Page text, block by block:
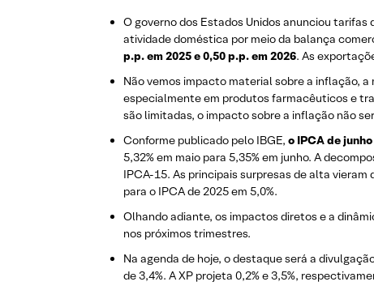
O governo dos Estados Unidos anunciou
atividade doméstica por meio da balança
p.p. em 2025 e 0,50 p.p. em 2026. As
Não vemos impacto material sobre a inflação,
especialmente em produtos farmacêuticos e
são limitadas, o impacto sobre a inflação não
Conforme publicado pelo IBGE, o IPCA de
5,32% em maio para 5,35% em junho. A
IPCA-15. As principais surpresas de alta
para o IPCA de 2025 em 5,0%.
Olhando adiante, os impactos diretos e a
nos próximos trimestres.
Na agenda de hoje, o destaque será a
de 3,4%. A XP projeta 0,2% e 3,5%,